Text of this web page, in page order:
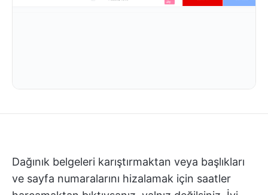
Dağınık belgeleri karıştırmaktan veya başlıkları
ve sayfa numaralarını hizalamak için saatler